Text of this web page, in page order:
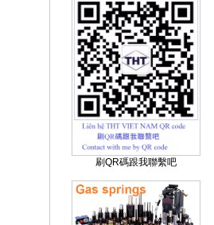
刷QR碼跟我聯繫吧